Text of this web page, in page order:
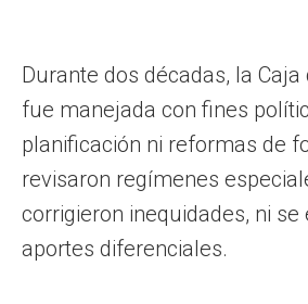
Durante dos décadas, la
fue manejada con fines
planificación ni reformas de
revisaron regímenes
corrigieron inequidades, ni se
aportes diferenciales.